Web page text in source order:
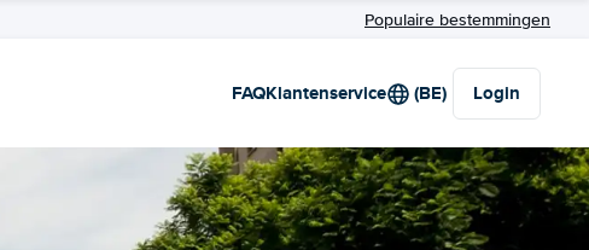
Populaire bestemmingen
FAQKlantenservice (BE) Login